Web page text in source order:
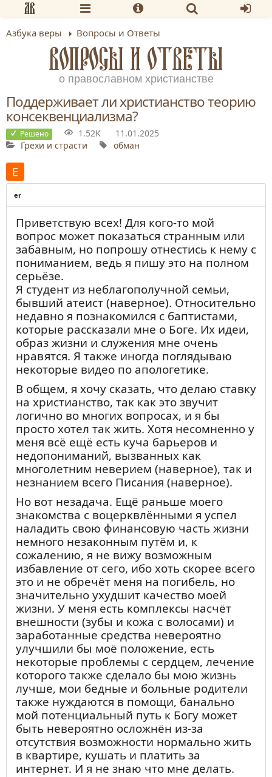
Азбука веры Вопросы и Ответы
ВОПРОСЫ И ОТВЕТЫ
о православном христианстве
Поддерживает ли христианство теорию
консеквенциализма?
Решено 1.52K
11.01.2025
Грехи и страсти
обман
er
Приветствую всех! Для кого-то мой
вопрос может показаться странным или
забавным, но попрошу отнестись к нему с
пониманием, ведь я пишу это на полном
серьёзе.
Я студент из неблагополучной семьи,
бывший атеист (наверное). Относительно
недавно я познакомился с баптистами,
которые рассказали мне о Боге. Их идеи,
образ жизни и служения мне очень
нравятся. Я также иногда поглядываю
некоторые видео по апологетике.
В общем, я хочу сказать, что делаю ставку
на христианство, так как это звучит
логично во многих вопросах, и я бы
просто хотел так жить. Хотя несомненно у
меня всё ещё есть куча барьеров и
недопониманий, вызванных как
многолетним неверием (наверное), так и
незнанием всего Писания (наверное).
Но вот незадача. Ещё раньше моего
знакомства с воцерквлёнными я успел
наладить свою финансовую часть жизни
немного незаконным путём и, к
сожалению, я не вижу возможным
избавление от сего, ибо хоть скорее всего
это и не обречёт меня на погибель, но
значительно ухудшит качество моей
жизни. У меня есть комплексы насчёт
внешности (зубы и кожа с волосами) и
заработанные средства невероятно
улучшили бы моё положение, есть
некоторые проблемы с сердцем, лечение
которого также сделало бы мою жизнь
лучше, мои бедные и больные родители
также нуждаются в помощи, банально
мой потенциальный путь к Богу может
быть невероятно осложнён из-за
отсутствия возможности нормально жить
в квартире, кушать и платить за
интернет. И я не знаю что мне делать.